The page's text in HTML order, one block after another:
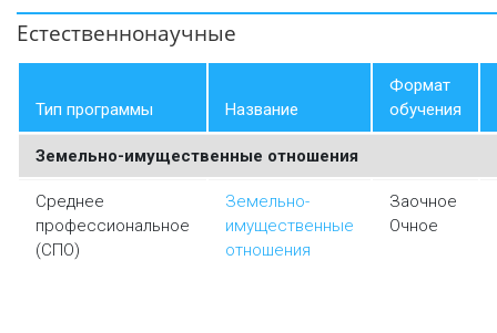
Естественнонаучные
Тип программы Название
Формат
обучения
Земельно-имущественные отношения
Среднее
профессиональное
(СПО)
Земельно-
имущественные
отношения
Заочное
Очное